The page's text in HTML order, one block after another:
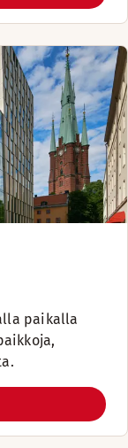
paikalla